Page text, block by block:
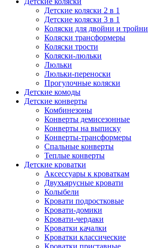
Детские коляски 2 в 1
Детские коляски 3 в 1
Коляски для двойни и тройни
Коляски трансформеры
Коляски трости
Коляски-люльки
Люльки
Люльки-переноски
Прогулочные коляски
Детские комоды
Детские конверты
Комбинезоны
Конверты демисезонные
Конверты на выписку
Конверты-трансформеры
Спальные конверты
Теплые конверты
Детские кроватки
Аксессуары к кроваткам
Двухъярусные кровати
Колыбели
Кровати подростковые
Кровати-домики
Кровати-чердаки
Кроватки качалки
Кроватки классические
Кроватки приставные